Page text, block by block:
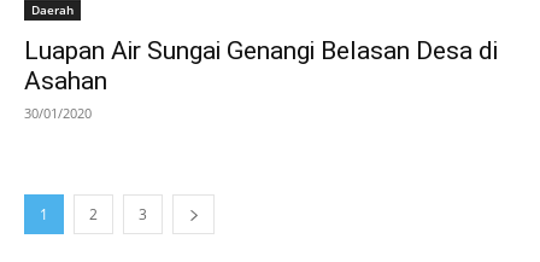
Daerah
Luapan Air Sungai Genangi Belasan Desa di
Asahan
30/01/2020
1 2 3